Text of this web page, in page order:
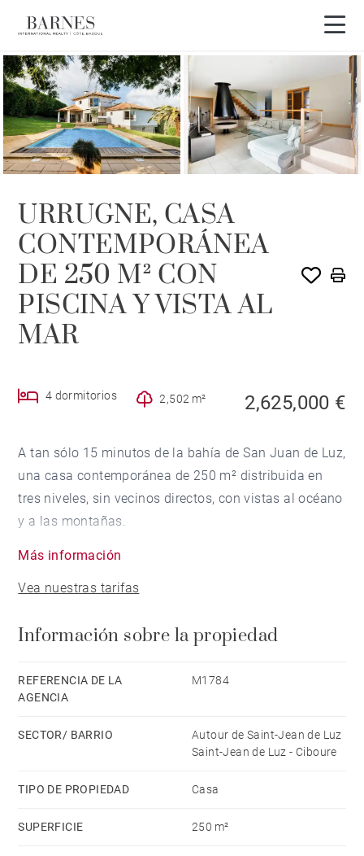
URRUGNE, CASA
CONTEMPORÁNEA
DE 250 M² CON
PISCINA Y VISTA AL
MAR
4 dormitorios 2,502 m² 2,625,000 €
A tan sólo 15 minutos de la bahía de San Juan de Luz,
una casa contemporánea de 250 m² distribuida en
tres niveles, sin vecinos directos, con vistas al océano
y a las montañas.
cocina y 3 suites con cuarto de ducha y armarios
En la planta superior, una suite con baño y ducha,
En el exterior, una piscina climatizada de 10 × 5 m, un
espacio de spa, una caseta acondicionada como
doble, una lavandería y una cocina auxiliar.
Más información
Vea nuestras tarifas
Información sobre la propiedad
REFERENCIA DE LA
AGENCIA
M1784
SECTOR/ BARRIO
Autour de Saint-Jean de Luz
Saint-Jean de Luz - Ciboure
TIPO DE PROPIEDAD Casa
SUPERFICIE 250 m²